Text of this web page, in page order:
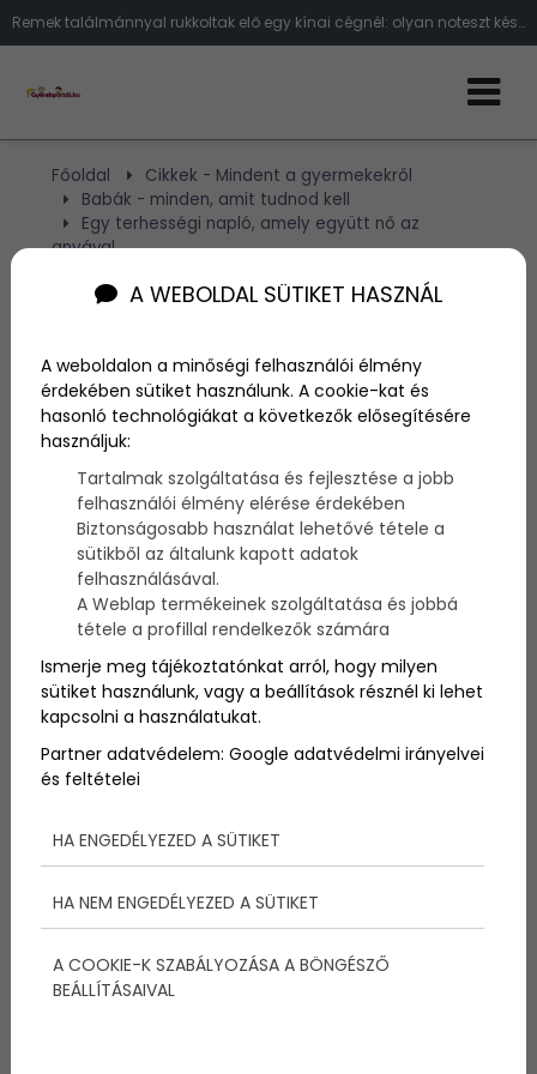
Remek találmánnyal rukkoltak elő egy kínai cégnél: olyan noteszt készítettek, amely 40 lapból áll - azaz a terhesség 40 hetét sz
Főoldal
Cikkek - Mindent a gyermekekről
Babák - minden, amit tudnod kell
Egy terhességi napló, amely együtt nő az
anyával
amely együtt nő az
anyával
Szerző:admin
2014. március 18.
Remek találmánnyal rukkoltak elő egy kínai
cégnél: olyan noteszt készítettek, amely 40 lapból
áll - azaz a terhesség 40 hetét szimbolizálja. Az
oldalakon a pocak ugyanúgy növekszik, mint a
valóságban - és mindezt fontos információkkal
egészítették ki a könyv készítői. De nem csak
olvasgatni lehet a hasznos dolgokat, hanem saját
feljegyzéseket is lehet készíteni. Így olyan, mint egy
napló, amely remek segítség lehet a következő
terhességnél! :)
A WEBOLDAL SÜTIKET HASZNÁL
A weboldalon a minőségi felhasználói élmény
érdekében sütiket használunk. A cookie-kat és
hasonló technológiákat a következők elősegítésére
használjuk:
Tartalmak szolgáltatása és fejlesztése a jobb
felhasználói élmény elérése érdekében
Biztonságosabb használat lehetővé tétele a
sütikből az általunk kapott adatok
felhasználásával.
A Weblap termékeinek szolgáltatása és jobbá
tétele a profillal rendelkezők számára
Ismerje meg tájékoztatónkat arról, hogy milyen
sütiket használunk, vagy a beállítások résznél ki lehet
kapcsolni a használatukat.
Partner adatvédelem: Google adatvédelmi irányelvei
és feltételei
HA ENGEDÉLYEZED A SÜTIKET
HA NEM ENGEDÉLYEZED A SÜTIKET
A COOKIE-K SZABÁLYOZÁSA A BÖNGÉSZŐ
BEÁLLÍTÁSAIVAL